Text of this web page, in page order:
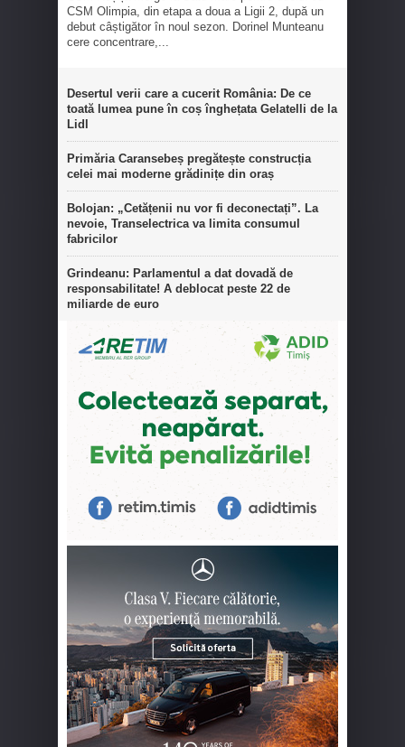
CSM Olimpia, din etapa a doua a Ligii 2, după un
debut câștigător în noul sezon. Dorinel Munteanu
cere concentrare,...
Desertul verii care a cucerit România: De ce
toată lumea pune în coș înghețata Gelatelli de la
Lidl
Primăria Caransebeș pregătește construcția
celei mai moderne grădinițe din oraș
Bolojan: „Cetățenii nu vor fi deconectați”. La
nevoie, Transelectrica va limita consumul
fabricilor
Grindeanu: Parlamentul a dat dovadă de
responsabilitate! A deblocat peste 22 de
miliarde de euro